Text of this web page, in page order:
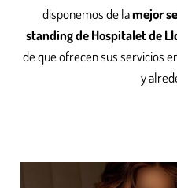
disponemos de lamejor
standing de Hospitalet de
de que ofrecen sus servicios
y